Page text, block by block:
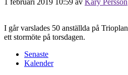
I går varslades 50 anställda på
ett stormöte på torsdagen.
Senaste
Kalender